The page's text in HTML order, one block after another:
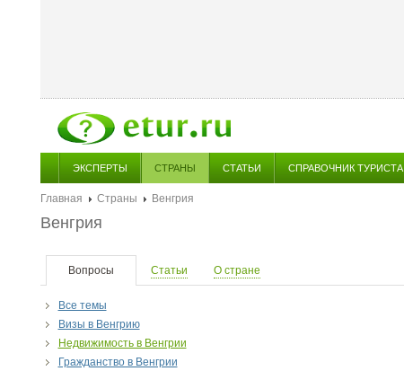
ЭКСПЕРТЫ СТРАНЫ СТАТЬИ СПРАВОЧНИК ТУРИСТА
Главная Страны
Венгрия
Венгрия
Вопросы Статьи О стране
Все темы
Визы в Венгрию
Недвижимость в Венгрии
Гражданство в Венгрии